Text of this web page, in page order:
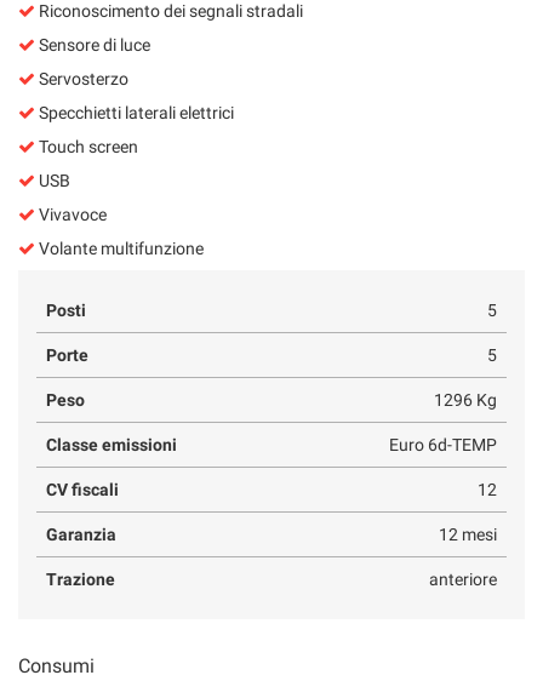
Riconoscimento dei segnali stradali
Sensore di luce
Servosterzo
Specchietti laterali elettrici
Touch screen
USB
Vivavoce
Volante multifunzione
Posti 5
Porte 5
Peso 1296 Kg
Classe emissioni Euro 6d-TEMP
CV fiscali 12
Garanzia 12 mesi
Trazione anteriore
Consumi